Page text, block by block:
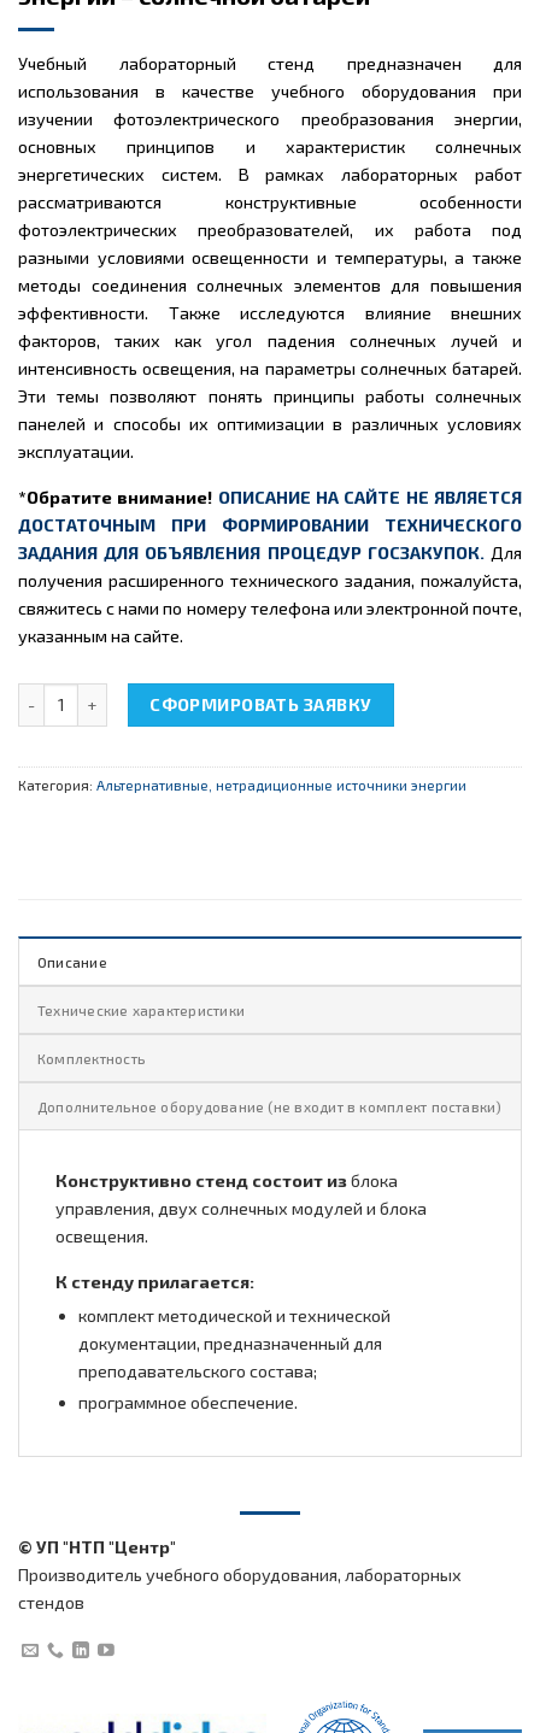
Учебный лабораторный стенд предназначен для
использования в качестве учебного оборудования при
изучении фотоэлектрического преобразования энергии,
основных принципов и характеристик солнечных
энергетических систем. В рамках лабораторных работ
рассматриваются конструктивные особенности
фотоэлектрических преобразователей, их работа под
разными условиями освещенности и температуры, а также
методы соединения солнечных элементов для повышения
эффективности. Также исследуются влияние внешних
факторов, таких как угол падения солнечных лучей и
интенсивность освещения, на параметры солнечных батарей.
Эти темы позволяют понять принципы работы солнечных
панелей и способы их оптимизации в различных условиях
эксплуатации.
*Обратите внимание! ОПИСАНИЕ НА САЙТЕ НЕ ЯВЛЯЕТСЯ
ДОСТАТОЧНЫМ ПРИ ФОРМИРОВАНИИ ТЕХНИЧЕСКОГО
ЗАДАНИЯ ДЛЯ ОБЪЯВЛЕНИЯ ПРОЦЕДУР ГОСЗАКУПОК. Для
получения расширенного технического задания, пожалуйста,
свяжитесь с нами по номеру телефона или электронной почте,
указанным на сайте.
Количество товара НТЦ-20.81 "Энергосберегающие
СФОРМИРОВАТЬ ЗАЯВКУ
Категория: Альтернативные, нетрадиционные источники энергии
Описание
Технические характеристики
Комплектность
Дополнительное оборудование (не входит в комплект поставки)
Конструктивно стенд состоит изблока
управления, двух солнечных модулей и блока
освещения.
К стенду прилагается:
комплект методической и технической
документации, предназначенный для
преподавательского состава;
программное обеспечение.
© УП "НТП "Центр"
Производитель учебного оборудования, лабораторных
стендов